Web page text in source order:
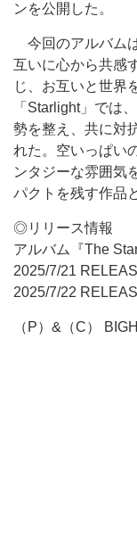
ンを公開した。
今回のアルバム
互いに心から共感
じ、お互いと世界
「Starlight」では
勢を整え、共に対
れた。空いっぱい
ンタジーな雰囲気
パクトを残す作品
◎リリース情報
アルバム『The
2025/7/21
2025/7/22
（P）&（C）